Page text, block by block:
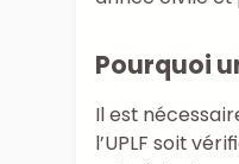
Pourquoi
Il est
l’UPLF soit